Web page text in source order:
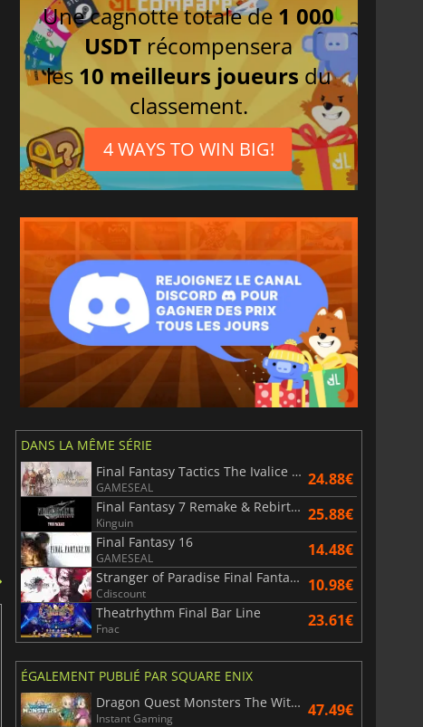
Une cagnotte totale de 1 000
USDT récompensera
les 10 meilleurs joueurs du
classement.
4 WAYS TO WIN BIG!
DANS LA MÊME SÉRIE
Final Fantasy Tactics The Ivalice Chronicles
GAMESEAL 24.88€
Final Fantasy 7 Remake & Rebirth Twin Pack
Kinguin 25.88€
Final Fantasy 16
GAMESEAL 14.48€
Stranger of Paradise Final Fantasy Origin
Cdiscount 10.98€
Theatrhythm Final Bar Line
Fnac 23.61€
ÉGALEMENT PUBLIÉ PAR SQUARE ENIX
Dragon Quest Monsters The Withered World
Instant Gaming 47.49€